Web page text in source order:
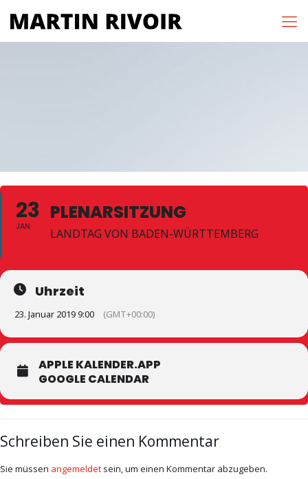
23
JAN
PLENARSITZUNG
LANDTAG VON BADEN-WÜRTTEMBERG
Uhrzeit
23. Januar 2019 9:00 (GMT+00:00)
APPLE KALENDER.APP
GOOGLE CALENDAR
Schreiben Sie einen Kommentar
Sie müssen angemeldet sein, um einen Kommentar abzugeben.